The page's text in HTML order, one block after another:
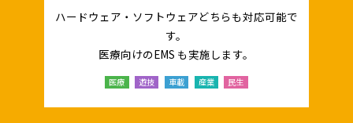
ハードウェア・ソフトウェアどちらも対応可能で
す。
医療向けのEMS も実施します。
医療 遊技 車載 産業 民生